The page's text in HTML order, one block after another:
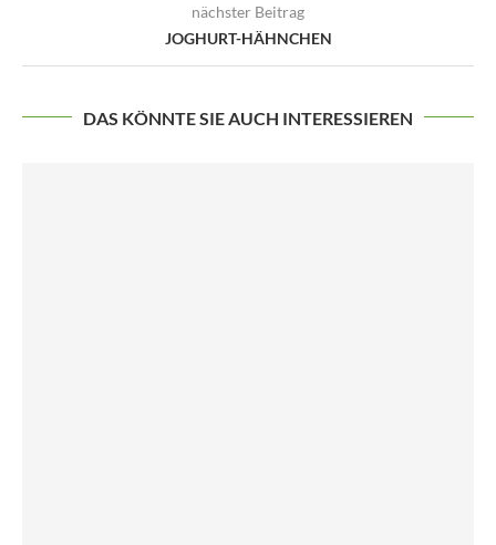
nächster Beitrag
JOGHURT-HÄHNCHEN
DAS KÖNNTE SIE AUCH INTERESSIEREN